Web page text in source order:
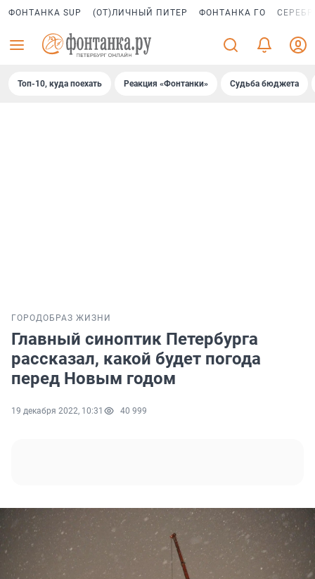
ФОНТАНКА SUP (ОТ)ЛИЧНЫЙ ПИТЕР ФОНТАНКА ГО
Топ-10, куда поехать Реакция «Фонтанки» Судьба бюджета
ГОРОДОБРАЗ ЖИЗНИ
Главный синоптик Петербурга
рассказал, какой будет погода
перед Новым годом
19 декабря 2022, 10:31 40 999